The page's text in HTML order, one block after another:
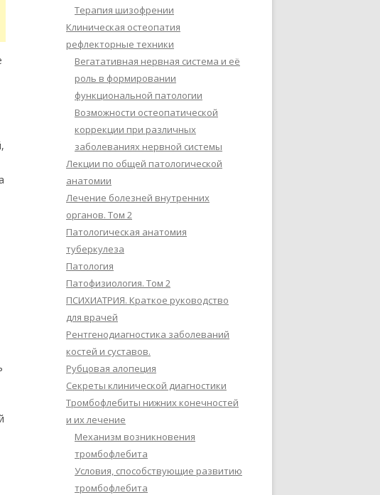
Терапия шизофрении
Клиническая остеопатия
рефлекторные техники
Вегатативная нервная система и её
роль в формировании
функциональной патологии
Возможности остеопатической
коррекции при различных
заболеваниях нервной системы
Лекции по общей патологической
анатомии
Лечение болезней внутренних
органов. Том 2
Патологическая анатомия
туберкулеза
Патология
Патофизиология. Том 2
ПСИХИАТРИЯ. Краткое руководство
для врачей
Рентгенодиагностика заболеваний
костей и суставов.
Рубцовая алопеция
Секреты клинической диагностики
Тромбофлебиты нижних конечностей
и их лечение
Механизм возникновения
тромбофлебита
Условия, способствующие развитию
тромбофлебита